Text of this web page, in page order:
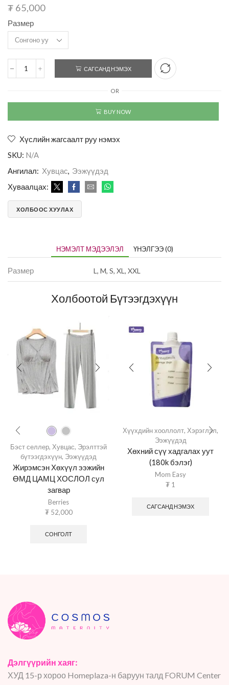
₮ 65,000
Размер
САГСАНД НЭМЭХ
OR
BUY NOW
Хүслийн жагсаалт руу нэмэх
SKU: N/A
Ангилал: Хувцас, Ээжүүдэд
Хуваалцах:
ХОЛБООС ХУУЛАХ
НЭМЭЛТ МЭДЭЭЛЭЛ ҮНЭЛГЭЭ (0)
Размер L, M, S, XL, XXL
Холбоотой Бүтээгдэхүүн
Бэст селлер, Хувцас, Эрэлттэй
бүтээгдэхүүн, Ээжүүдэд
Жирэмсэн Хөхүүл ээжийн
ӨМД ЦАМЦ ХОСЛОЛ сул
загвар
Berries
₮52,000
СОНГОЛТ
Хүүхдийн хооллолт, Хэрэглэл,
Ээжүүдэд
Хөхний сүү хадгалах уут
(180k бэлэг)
Mom Easy
₮ 1
САГСАНД НЭМЭХ
Дэлгүүрийн хаяг:
ХУД 15-р хороо Homeplaza-н баруун талд FORUM Center